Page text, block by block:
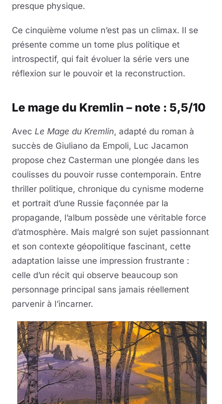
presque physique.
Ce cinquième volume n’est pas un climax. Il se
présente comme un tome plus politique et
introspectif, qui fait évoluer la série vers une
réflexion sur le pouvoir et la reconstruction.
Le mage du Kremlin – note : 5,5/10
Avec Le Mage du Kremlin, adapté du roman à
succès de Giuliano da Empoli, Luc Jacamon
propose chez Casterman une plongée dans les
coulisses du pouvoir russe contemporain. Entre
thriller politique, chronique du cynisme moderne
et portrait d’une Russie façonnée par la
propagande, l’album possède une véritable force
d’atmosphère. Mais malgré son sujet passionnant
et son contexte géopolitique fascinant, cette
adaptation laisse une impression frustrante :
celle d’un récit qui observe beaucoup son
personnage principal sans jamais réellement
parvenir à l’incarner.